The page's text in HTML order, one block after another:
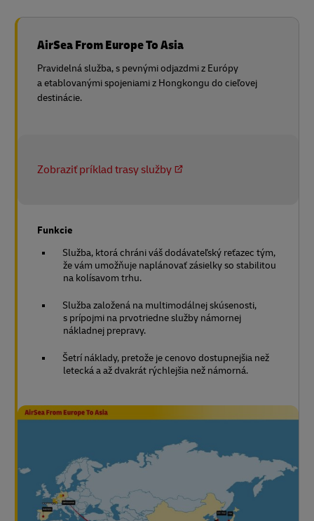
AirSea From Europe To Asia
Pravidelná služba, s pevnými odjazdmi z Európy
a etablovanými spojeniami z Hongkongu do cieľovej
destinácie.
Zobraziť príklad trasy služby
Funkcie
Služba, ktorá chráni váš dodávateľský reťazec tým,
že vám umožňuje naplánovať zásielky so stabilitou
na kolísavom trhu.
Služba založená na multimodálnej skúsenosti,
s prípojmi na prvotriedne služby námornej
nákladnej prepravy.
Šetrí náklady, pretože je cenovo dostupnejšia než
letecká a až dvakrát rýchlejšia než námorná.